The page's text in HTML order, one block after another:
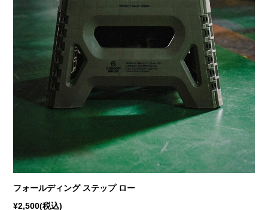
フォールディング ステップ ロー
¥2,500(税込)